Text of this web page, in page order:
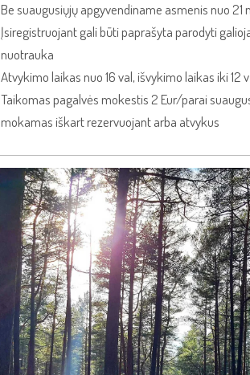
Be suaugusiųjų apgyvendiname asmenis nuo 21
Įsiregistruojant gali būti paprašyta parodyti
nuotrauka
Atvykimo laikas nuo 16 val, išvykimo laikas iki 12
Taikomas pagalvės mokestis 2 Eur/parai
mokamas iškart rezervuojant arba atvykus